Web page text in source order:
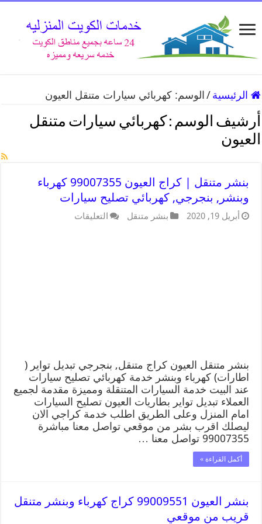
الرئيسية / الوسم:كهربائي سيارات متنقل العيون
أرشيف الوسم : كهربائي سيارات متنقل
العيون
بنشر متنقل | كراج العيون 99007355 كهرباء
وبنشر, بنجرجي, كهربائي تصليح سيارات
أبريل 19, 2020 بنشر متنقل التعليقات
بنشر متنقل العيون كراج متنقل, بنجرجي تبديل تواير (
اطارات) كهرباء وبنشر خدمة كهربائي تصليح سيارات
عند البيت خدمة السيارات المتنقلة ومميزة مقدمة لجميع
العملاء تبديل تواير بطاريات العيون تصليح السيارات
امام المنزل وعلى الطريق اطلب خدمة كراجي الان
ليصلك اقرب بشر من موقعي تواصل معنا مباشرة
99007355 تواصل معنا …
أكمل القراءة »
بنشر العيون 99009551 كراج كهرباء وبنشر متنقل
قريب من موقعي